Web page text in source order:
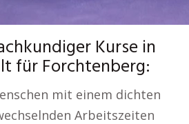
Kurse in
für Forchtenberg:
mit einem dichten
Arbeitszeiten